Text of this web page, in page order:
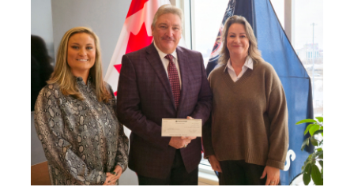
D'ANDRÉ
HUNEAULT
»